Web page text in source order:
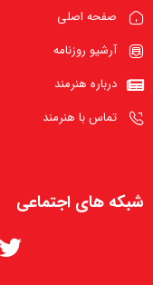
صفحه اصلی
آرشیو روزنامه
درباره هنرمند
تماس با هنرمند
شبکه های اجتماعی